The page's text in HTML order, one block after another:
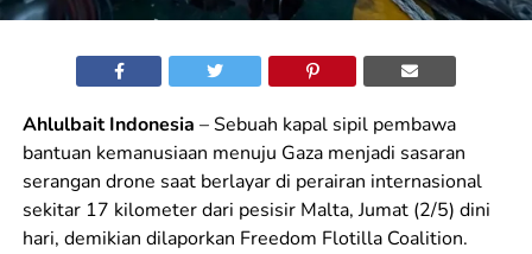
Ahlulbait Indonesia – Sebuah kapal sipil pembawa
bantuan kemanusiaan menuju Gaza menjadi sasaran
serangan drone saat berlayar di perairan internasional
sekitar 17 kilometer dari pesisir Malta, Jumat (2/5) dini
hari, demikian dilaporkan Freedom Flotilla Coalition.